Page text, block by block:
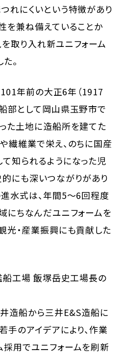
れにくいという特徴があり
を兼ね備えていることか
取り入れ新ユニフォーム
。
年前の大正6年（1917
部として岡山県玉野市で
た土地に造船所を建てた
繊維業で栄え、のちに国産
知られるようになった児
にも深いつながりがあり
水式は、年間5～6回程度
にちなんだユニフォームを
光・産業振興にも貢献した
船工場 飯塚岳史工場長の
造船から三井E&S造船に
手のアイデアにより、作業
用でユニフォームを刷新